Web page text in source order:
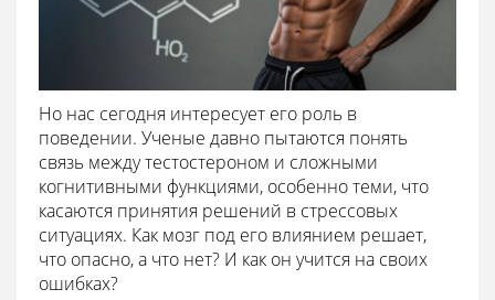
Но нас сегодня интересует его роль в
поведении. Ученые давно пытаются понять
связь между тестостероном и сложными
когнитивными функциями, особенно теми, что
касаются принятия решений в стрессовых
ситуациях. Как мозг под его влиянием решает,
что опасно, а что нет? И как он учится на своих
ошибках?